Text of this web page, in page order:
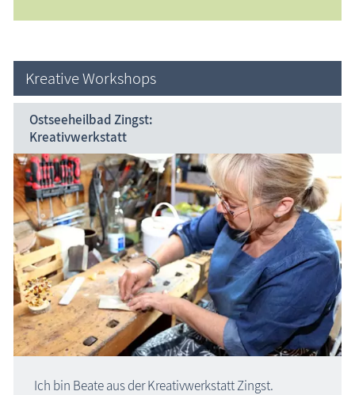
Kreative Workshops
Ostseeheilbad Zingst:
Kreativwerkstatt
Ich bin Beate aus der Kreativ­werkstatt Zingst.